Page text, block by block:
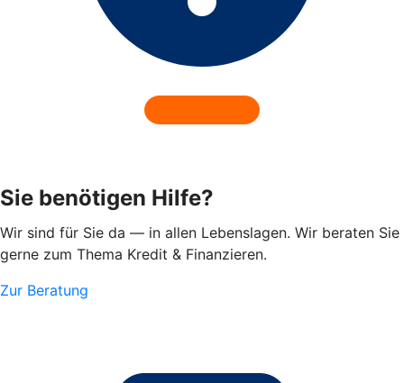
Sie benötigen Hilfe?
Wir sind für Sie da — in allen Lebenslagen. Wir beraten Sie
gerne zum Thema Kredit & Finanzieren.
Zur Beratung